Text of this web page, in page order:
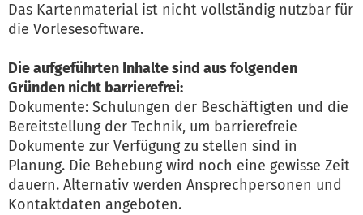
Das Kartenmaterial ist nicht vollständig nutzbar für
die Vorlesesoftware.
Die aufgeführten Inhalte sind aus folgenden
Gründen nicht barrierefrei:
Dokumente: Schulungen der Beschäftigten und die
Bereitstellung der Technik, um barrierefreie
Dokumente zur Verfügung zu stellen sind in
Planung. Die Behebung wird noch eine gewisse Zeit
dauern. Alternativ werden Ansprechpersonen und
Kontaktdaten angeboten.